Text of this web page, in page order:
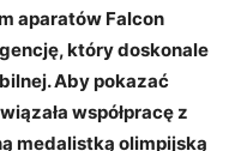
aparatów Falcon
który doskonale
Aby pokazać
współpracę z
medalistką olimpijską